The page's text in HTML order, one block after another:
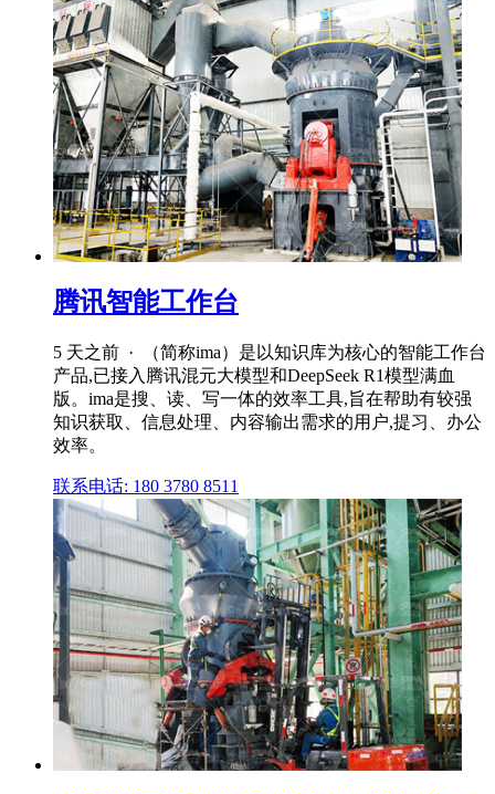
腾讯智能工作台
5 天之前 · （简称ima）是以知识库为核心的智能工作台
产品,已接入腾讯混元大模型和DeepSeek R1模型满血
版。ima是搜、读、写一体的效率工具,旨在帮助有较强
知识获取、信息处理、内容输出需求的用户,提习、办公
效率。
联系电话: 180 3780 8511